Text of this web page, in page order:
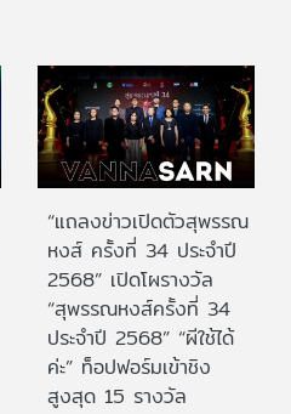
“แถลงข่าวเปิดตัวสุพรรณ
หงส์ ครั้งที่ 34 ประจำปี
2568” เปิดโผรางวัล
“สุพรรณหงส์ครั้งที่ 34
ประจำปี 2568” “ผีใช้ได้
ค่ะ” ท็อปฟอร์มเข้าชิง
สูงสุด 15 รางวัล